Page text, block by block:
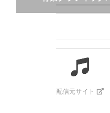
配信元サイト